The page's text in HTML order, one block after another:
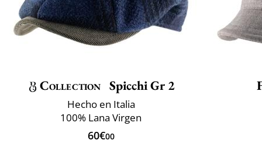
Collection Spicchi Gr 2
Hecho en Italia
100% Lana Virgen
60€00